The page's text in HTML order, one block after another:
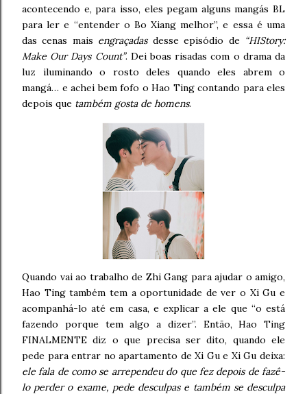
acontecendo e, para isso, eles pegam alguns mangás BL
para ler e “entender o Bo Xiang melhor”, e essa é uma
das cenas mais engraçadasdesse episódio de “HIStory:
Make Our Days Count”. Dei boas risadas com o drama da
luz iluminando o rosto deles quando eles abrem o
mangá… e achei bem fofo o Hao Ting contando para eles
depois que também gosta de homens.
Quando vai ao trabalho de Zhi Gang para ajudar o amigo,
Hao Ting também tem a oportunidade de ver o Xi Gu e
acompanhá-lo até em casa, e explicar a ele que “o está
fazendo porque tem algo a dizer”. Então, Hao Ting
FINALMENTE diz o que precisa ser dito, quando ele
pede para entrar no apartamento de Xi Gu e Xi Gu deixa:
ele fala de como se arrependeu do que fez depois de fazê-
lo perder o exame, pede desculpas e também se desculpa